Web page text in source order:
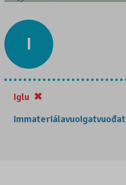
I
Iglu
Immateriálavuoigatvuođat